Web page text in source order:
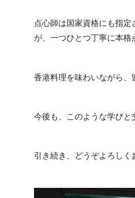
点心師は国家資格にも指
が、一つひとつ丁寧に本格
香港料理を味わいながら、
今後も、このような学びと
引き続き、どうぞよろしく